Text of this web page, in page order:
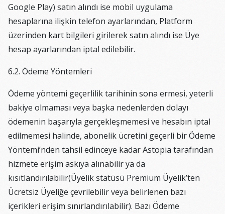
Google Play) satın alındı ise mobil uygulama
hesaplarına ilişkin telefon ayarlarından, Platform
üzerinden kart bilgileri girilerek satın alındı ise Üye
hesap ayarlarından iptal edilebilir.
6.2. Ödeme Yöntemleri
Ödeme yöntemi geçerlilik tarihinin sona ermesi, yeterli
bakiye olmaması veya başka nedenlerden dolayı
ödemenin başarıyla gerçekleşmemesi ve hesabın iptal
edilmemesi halinde, abonelik ücretini geçerli bir Ödeme
Yöntemi’nden tahsil edinceye kadar Astopia tarafından
hizmete erişim askıya alınabilir ya da
kısıtlandırılabilir(Üyelik statüsü Premium Üyelik’ten
Ücretsiz Üyeliğe çevrilebilir veya belirlenen bazı
içerikleri erişim sınırlandırılabilir). Bazı Ödeme